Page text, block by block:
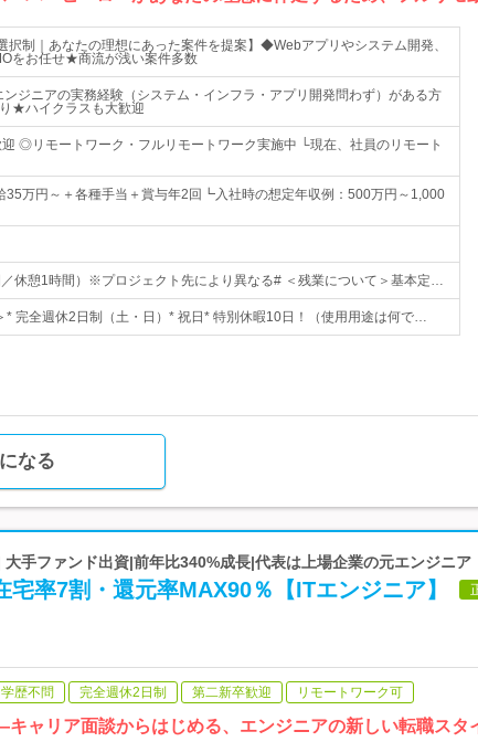
択制｜あなたの理想にあった案件を提案】◆Webアプリやシステム開発、
をお任せ★商流が浅い案件多数
ンジニアの実務経験（システム・インフラ・アプリ開発問わず）がある方
★ハイクラスも大歓迎
◎リモートワーク・フルリモートワーク実施中 └現在、社員のリモート
35万円～＋各種手当＋賞与年2回┗入社時の想定年収例：500万円～1,000
休憩1時間）※プロジェクト先により異なる# ＜残業について＞基本定…
* 完全週休2日制（土・日）* 祝日* 特別休暇10日！（使用用途は何で…
なる
手ファンド出資|前年比340%成長|代表は上場企業の元エンジニア
宅率7割・還元率MAX90％【ITエンジニア】
学歴不問 完全週休2日制 第二新卒歓迎 リモートワーク可
ャリア面談からはじめる、エンジニアの新しい転職スタ